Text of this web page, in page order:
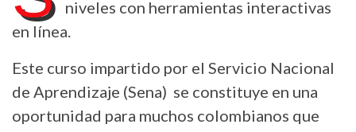
niveles con herramientas interactivas
en línea.
Este curso impartido por el Servicio Nacional
de Aprendizaje (Sena) se constituye en una
oportunidad para muchos colombianos que